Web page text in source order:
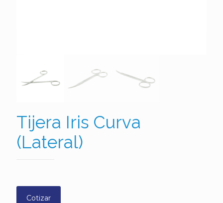
Tijera Iris Curva
(Lateral)
Cotizar